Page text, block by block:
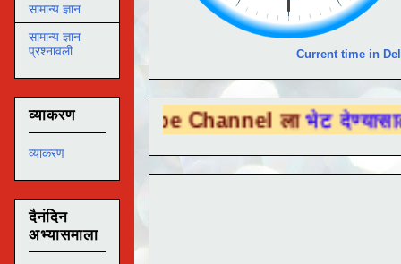
Current time in
Tube Channel लाभेट देण्यासाठी येथे
सामान्य ज्ञान
सामान्य ज्ञान
प्रश्नावली
व्याकरण
व्याकरण
दैनंदिन
अभ्यासमाला